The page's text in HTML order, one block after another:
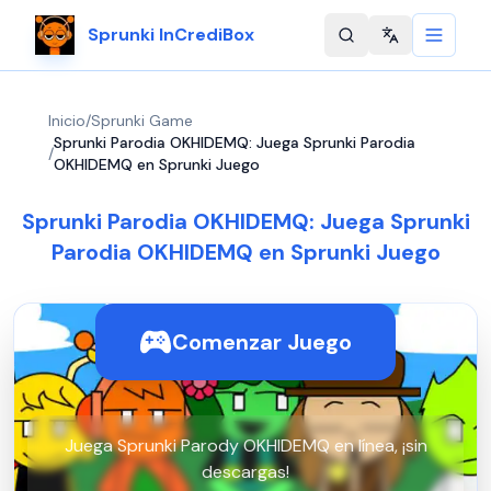
Sprunki InCrediBox Change
Inicio/Sprunki Game
/
Sprunki Parodia OKHIDEMQ: Juega Sprunki Parodia
OKHIDEMQ en Sprunki Juego
Sprunki Parodia OKHIDEMQ: Juega Sprunki
Parodia OKHIDEMQ en Sprunki Juego
Comenzar Juego
Juega Sprunki Parody OKHIDEMQ en línea, ¡sin
descargas!